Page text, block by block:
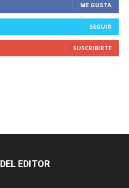
ME GUSTA
SEGUIR
SUSCRIBIRTE
EDITOR